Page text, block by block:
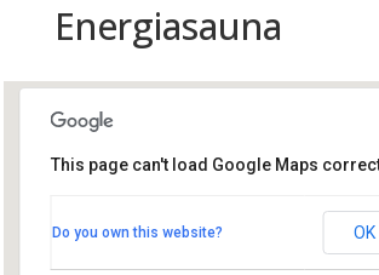
Energiasauna
Jämeräntaival 5 - Espoo
Tapahtumat
This page can't load Google Maps
Do you own this website? OK